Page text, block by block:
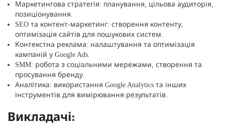
Маркетингова стратегія: планування, цільова аудиторія,
позиціонування.
SEO та контент-маркетинг: створення контенту,
оптимізація сайтів для пошукових систем.
Контекстна реклама: налаштування та оптимізація
кампаній у Google Ads.
SMM: робота з соціальними мережами, створення та
просування бренду.
Аналітика: використання Google Analytics та інших
інструментів для вимірювання результатів.
Викладачі: